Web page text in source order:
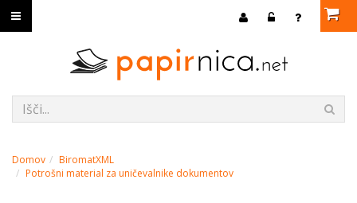
Domov
BiromatXML
Potrošni material za uničevalnike dokumentov